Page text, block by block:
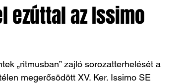
ezúttal az Issimo
„ritmusban” zajló sorozatterhelését a
megerősödött XV. Ker. Issimo SE